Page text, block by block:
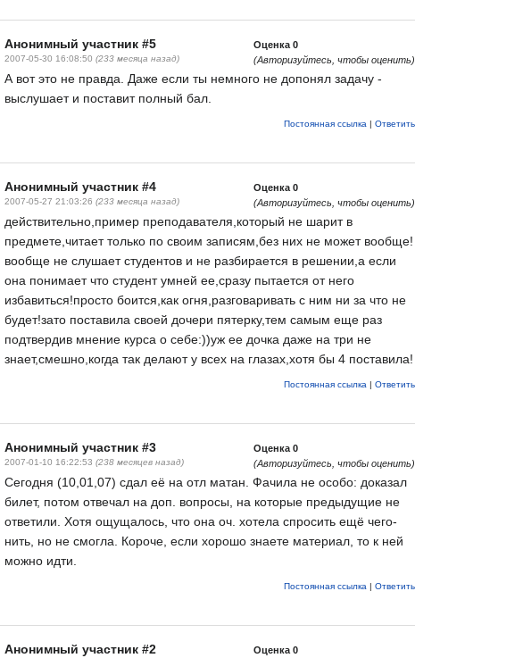
Анонимный участник #5
2007-05-30 16:08:50 (233 месяца назад)
Оценка 0
(Авторизуйтесь, чтобы оценить)
А вот это не правда. Даже если ты немного не допонял задачу -
выслушает и поставит полный бал.
Постоянная ссылка | Ответить
Анонимный участник #4
2007-05-27 21:03:26 (233 месяца назад)
Оценка 0
(Авторизуйтесь, чтобы оценить)
действительно,пример преподавателя,который не шарит в
предмете,читает только по своим записям,без них не может вообще!
вообще не слушает студентов и не разбирается в решении,а если
она понимает что студент умней ее,сразу пытается от него
избавиться!просто боится,как огня,разговаривать с ним ни за что не
будет!зато поставила своей дочери пятерку,тем самым еще раз
подтвердив мнение курса о себе:))уж ее дочка даже на три не
знает,смешно,когда так делают у всех на глазах,хотя бы 4 поставила!
Постоянная ссылка | Ответить
Анонимный участник #3
2007-01-10 16:22:53 (238 месяцев назад)
Оценка 0
(Авторизуйтесь, чтобы оценить)
Сегодня (10,01,07) сдал её на отл матан. Фачила не особо: доказал
билет, потом отвечал на доп. вопросы, на которые предыдущие не
ответили. Хотя ощущалось, что она оч. хотела спросить ещё чего-
нить, но не смогла. Короче, если хорошо знаете материал, то к ней
можно идти.
Постоянная ссылка | Ответить
Анонимный участник #2 Оценка 0